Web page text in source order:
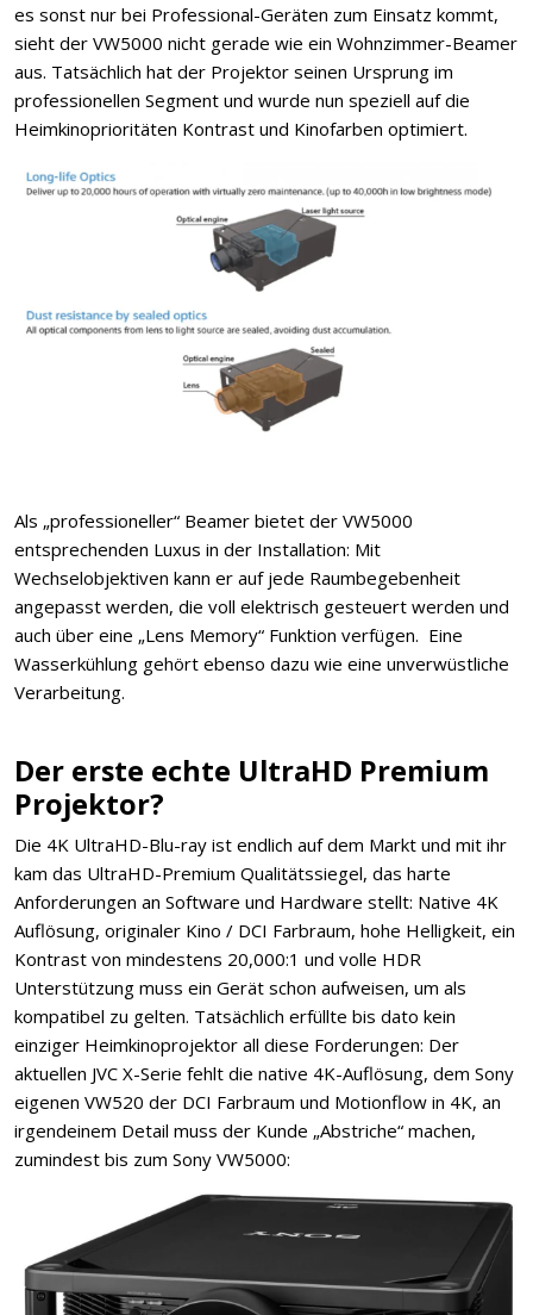
es sonst nur bei Professional-Geräten zum Einsatz kommt,
sieht der VW5000 nicht gerade wie ein Wohnzimmer-Beamer
aus. Tatsächlich hat der Projektor seinen Ursprung im
professionellen Segment und wurde nun speziell auf die
Heimkinoprioritäten Kontrast und Kinofarben optimiert.
Als „professioneller“ Beamer bietet der VW5000
entsprechenden Luxus in der Installation: Mit
Wechselobjektiven kann er auf jede Raumbegebenheit
angepasst werden, die voll elektrisch gesteuert werden und
auch über eine „Lens Memory“ Funktion verfügen. Eine
Wasserkühlung gehört ebenso dazu wie eine unverwüstliche
Verarbeitung.
Der erste echte UltraHD Premium
Projektor?
Die 4K UltraHD-Blu-ray ist endlich auf dem Markt und mit ihr
kam das UltraHD-Premium Qualitätssiegel, das harte
Anforderungen an Software und Hardware stellt: Native 4K
Auflösung, originaler Kino / DCI Farbraum, hohe Helligkeit, ein
Kontrast von mindestens 20,000:1 und volle HDR
Unterstützung muss ein Gerät schon aufweisen, um als
kompatibel zu gelten. Tatsächlich erfüllte bis dato kein
einziger Heimkinoprojektor all diese Forderungen: Der
aktuellen JVC X-Serie fehlt die native 4K-Auflösung, dem Sony
eigenen VW520 der DCI Farbraum und Motionflow in 4K, an
irgendeinem Detail muss der Kunde „Abstriche“ machen,
zumindest bis zum Sony VW5000: